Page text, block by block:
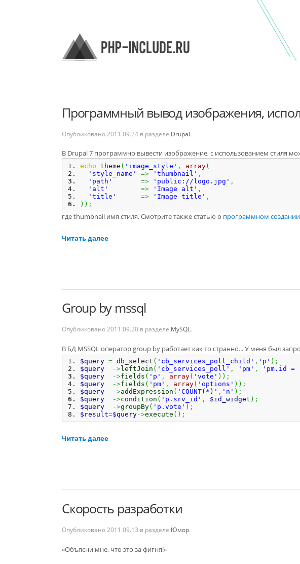
Программный вывод изображения,
Опубликовано 2011.09.24 в разделе Drupal.
В Drupal 7 программно вывести изображение, с использованием стиля
echo theme ( 'image_style' , array(
'style_name'
=> 'thumbnail' ,
'path'
=> 'public://logo.jpg' ,
'alt'
=> 'Image alt' ,
'title'
=> 'Image title' ,
) ) ;
где thumbnail имя стиля. Смотрите также статью о программном создании
Читать далее
Group by mssql
Опубликовано2011.09.20 в разделе MySQL.
В БД MSSQL оператор group by работает как то странно... У меня был
$query = db_select ( 'cb_services_poll_child' , 'p' ) ;
$query
->leftJoin ( 'cb_services_poll' , 'pm' , 'pm.id =
$query
->fields ( 'p' , array( 'vote' ) ) ;
$query
->fields ( 'pm' , array( 'options' ) ) ;
$query
->addExpression ( 'COUNT(*)' , 'n' ) ;
$query
->condition ( 'p.srv_id' , $id_widget ) ;
$query
->groupBy( 'p.vote' ) ;
$result=$query->execute ( ) ;
Читать далее
Скорость разработки
Опубликовано 2011.09.13 в разделе Юмор.
«Объясни мне, что это за фигня!»